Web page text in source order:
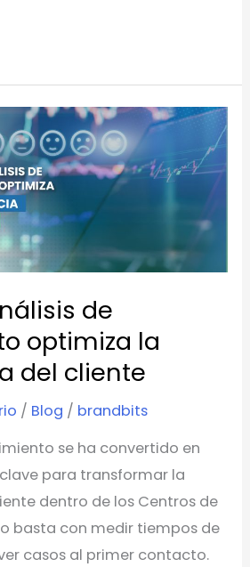
de
optimiza la
del cliente
/ Blog / brandbits
se ha convertido en
para transformar la
dentro de los Centros de
basta con medir tiempos de
casos al primer contacto.